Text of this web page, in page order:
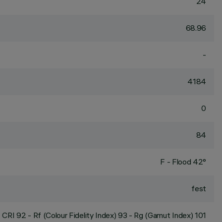
68.96
-
4184
0
84
F - Flood 42°
fest
CRI92 - Rf (Colour Fidelity Index) 93 - Rg (Gamut Index) 101